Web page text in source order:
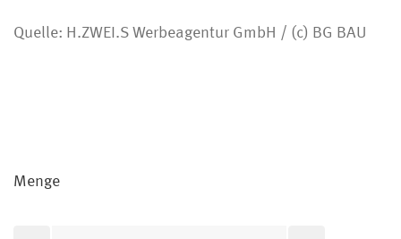
Quelle: H.ZWEI.S Werbeagentur GmbH / (c) BG BAU
Menge